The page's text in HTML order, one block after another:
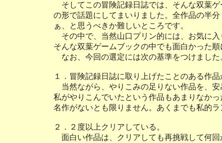
そしてこの冒険記録日誌では、そんな双葉
の形で話題にしてまいりました。全作品の半
ぁ、と思うべきか難しいところです。
その中で、当然山口プリン的には、お気に
そんな双葉ゲームブックの中でも面白かった
なお、今回の選定には次の基準をつけました
１．冒険記録日誌に取り上げたことのある作
当然ながら、やりこみの足りない作品を、
私がやりこんでいたという作品もあまりなか
名作がないとも限りません。あくまでも私的
２．２度以上クリアしている。
面白い作品は、クリアしても再挑戦して何